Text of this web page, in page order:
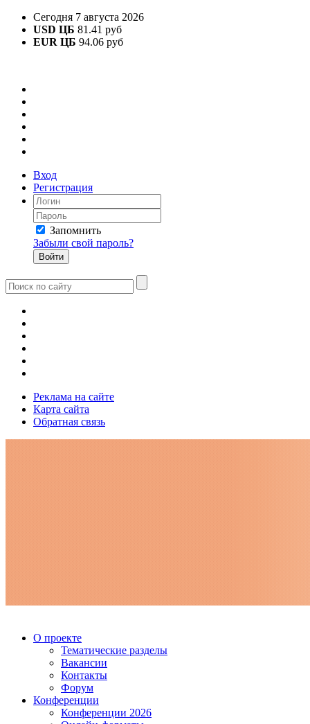
Сегодня 7 августа 2026
USD ЦБ 81.41 руб
EUR ЦБ 94.06 руб
Вход
Регистрация
Запомнить
Забыли свой пароль?
Реклама на сайте
Карта сайта
Обратная связь
О проекте
Тематические разделы
Вакансии
Контакты
Форум
Конференции
Конференции 2026